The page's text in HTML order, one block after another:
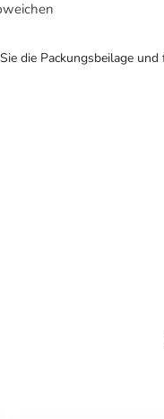
die Packungsbeilage